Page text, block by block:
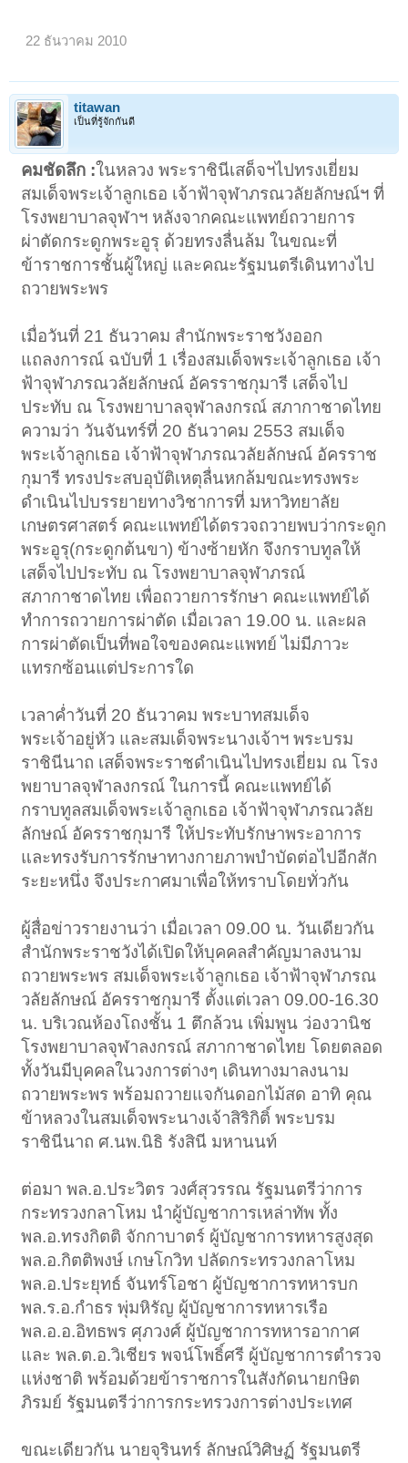
22 ธันวาคม 2010
titawan
เป็นที่รู้จักกันดี
คมชัดลึก :ในหลวง พระราชินีเสด็จฯไปทรงเยี่ยม
สมเด็จพระเจ้าลูกเธอ เจ้าฟ้าจุฬาภรณวลัยลักษณ์ฯ ที่
โรงพยาบาลจุฬาฯ หลังจากคณะแพทย์ถวายการ
ผ่าตัดกระดูกพระอูรุ ด้วยทรงลื่นล้ม ในขณะที่
ข้าราชการชั้นผู้ใหญ่ และคณะรัฐมนตรีเดินทางไป
ถวายพระพร
เมื่อวันที่ 21 ธันวาคม สำนักพระราชวังออก
แถลงการณ์ ฉบับที่ 1 เรื่องสมเด็จพระเจ้าลูกเธอ เจ้า
ฟ้าจุฬาภรณวลัยลักษณ์ อัครราชกุมารี เสด็จไป
ประทับ ณ โรงพยาบาลจุฬาลงกรณ์ สภากาชาดไทย
ความว่า วันจันทร์ที่ 20 ธันวาคม 2553 สมเด็จ
พระเจ้าลูกเธอ เจ้าฟ้าจุฬาภรณวลัยลักษณ์ อัครราช
กุมารี ทรงประสบอุบัติเหตุลื่นหกล้มขณะทรงพระ
ดำเนินไปบรรยายทางวิชาการที่ มหาวิทยาลัย
เกษตรศาสตร์ คณะแพทย์ได้ตรวจถวายพบว่ากระดูก
พระอูรุ(กระดูกต้นขา) ข้างซ้ายหัก จึงกราบทูลให้
เสด็จไปประทับ ณ โรงพยาบาลจุฬาภรณ์
สภากาชาดไทย เพื่อถวายการรักษา คณะแพทย์ได้
ทำการถวายการผ่าตัด เมื่อเวลา 19.00 น. และผล
การผ่าตัดเป็นที่พอใจของคณะแพทย์ ไม่มีภาวะ
แทรกซ้อนแต่ประการใด
เวลาค่ำวันที่ 20 ธันวาคม พระบาทสมเด็จ
พระเจ้าอยู่หัว และสมเด็จพระนางเจ้าฯ พระบรม
ราชินีนาถ เสด็จพระราชดำเนินไปทรงเยี่ยม ณ โรง
พยาบาลจุฬาลงกรณ์ ในการนี้ คณะแพทย์ได้
กราบทูลสมเด็จพระเจ้าลูกเธอ เจ้าฟ้าจุฬาภรณวลัย
ลักษณ์ อัครราชกุมารี ให้ประทับรักษาพระอาการ
และทรงรับการรักษาทางกายภาพบำบัดต่อไปอีกสัก
ระยะหนึ่ง จึงประกาศมาเพื่อให้ทราบโดยทั่วกัน
ผู้สื่อข่าวรายงานว่า เมื่อเวลา 09.00 น. วันเดียวกัน
สำนักพระราชวังได้เปิดให้บุคคลสำคัญมาลงนาม
ถวายพระพร สมเด็จพระเจ้าลูกเธอ เจ้าฟ้าจุฬาภรณ
วลัยลักษณ์ อัครราชกุมารี ตั้งแต่เวลา 09.00-16.30
น. บริเวณห้องโถงชั้น 1 ตึกล้วน เพิ่มพูน ว่องวานิช
โรงพยาบาลจุฬาลงกรณ์ สภากาชาดไทย โดยตลอด
ทั้งวันมีบุคคลในวงการต่างๆ เดินทางมาลงนาม
ถวายพระพร พร้อมถวายแจกันดอกไม้สด อาทิ คุณ
ข้าหลวงในสมเด็จพระนางเจ้าสิริกิติ์ พระบรม
ราชินีนาถ ศ.นพ.นิธิ รังสินี มหานนท์
ต่อมา พล.อ.ประวิตร วงศ์สุวรรณ รัฐมนตรีว่าการ
กระทรวงกลาโหม นำผู้บัญชาการเหล่าทัพ ทั้ง
พล.อ.ทรงกิตติ จักกาบาตร์ ผู้บัญชาการทหารสูงสุด
พล.อ.กิตติพงษ์ เกษโกวิท ปลัดกระทรวงกลาโหม
พล.อ.ประยุทธ์ จันทร์โอชา ผู้บัญชาการทหารบก
พล.ร.อ.กำธร พุ่มหิรัญ ผู้บัญชาการทหารเรือ
พล.อ.อ.อิทธพร ศุภวงศ์ ผู้บัญชาการทหารอากาศ
และ พล.ต.อ.วิเชียร พจน์โพธิ์ศรี ผู้บัญชาการตำรวจ
แห่งชาติ พร้อมด้วยข้าราชการในสังกัดนายกษิต
ภิรมย์ รัฐมนตรีว่าการกระทรวงการต่างประเทศ
ขณะเดียวกัน นายจุรินทร์ ลักษณ์วิศิษฏ์ รัฐมนตรี